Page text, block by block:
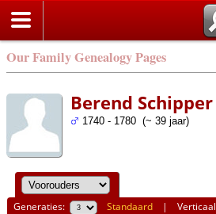
Our Family Genealogy Pages
Berend Schipper
1740 - 1780 (~ 39 jaar)
Generaties: Standaard |Verticaal